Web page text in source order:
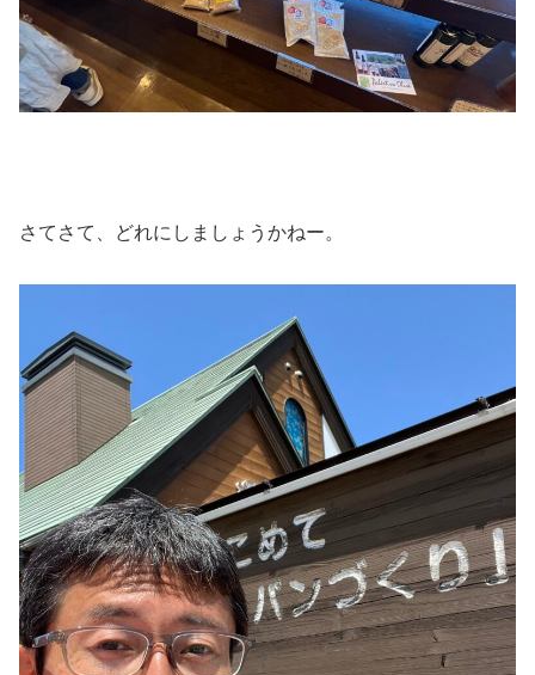
さてさて、どれにしましょうかねー。